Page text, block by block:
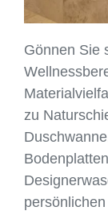
Gönnen Sie
zu